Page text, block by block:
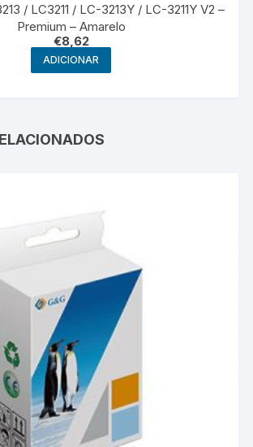
/ LC3211 / LC-3213Y / LC-3211Y V2 –
Premium – Amarelo
€8,62
ADICIONAR